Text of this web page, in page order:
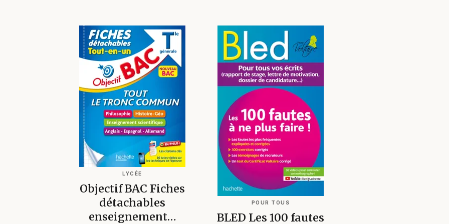
LYCÉE
Objectif BAC Fiches
détachables
enseignement…
POUR TOUS
BLED Les 100 fautes